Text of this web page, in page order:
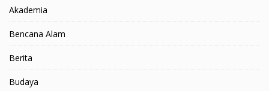
Akademia
Bencana Alam
Berita
Budaya